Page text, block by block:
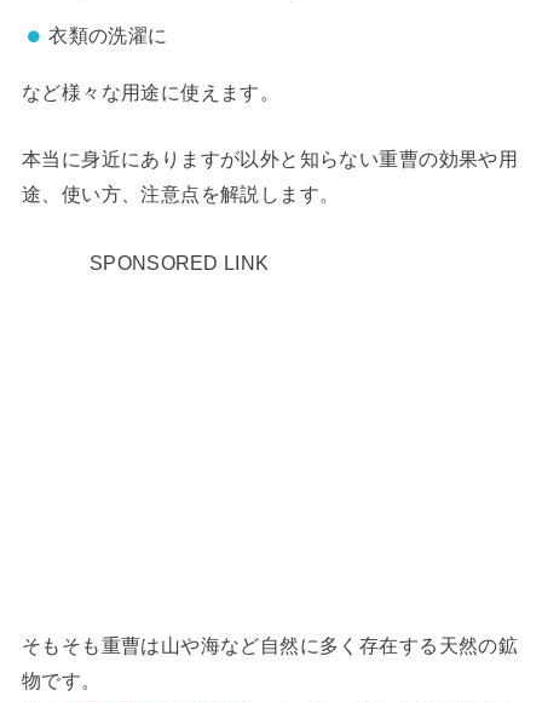
衣類の洗濯に
など様々な用途に使えます。
本当に身近にありますが以外と知らない重曹の効果や用
途、使い方、注意点を解説します。
SPONSORED LINK
そもそも重曹は山や海など自然に多く存在する天然の鉱
物です。